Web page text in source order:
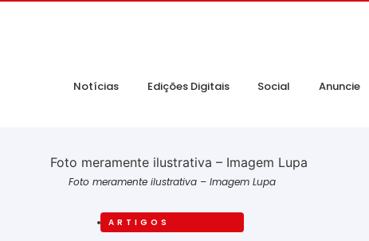
Notícias Edições Digitais Social Anuncie
Foto meramente ilustrativa – Imagem Lupa
ARTIGOS